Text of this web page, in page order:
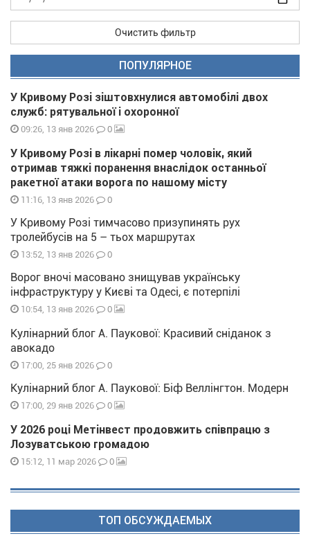
Очистить фильтр
ПОПУЛЯРНОЕ
У Кривому Розі зіштовхнулися автомобілі двох
служб: рятувальної і охоронної
09:26, 13 янв 2026 0
У Кривому Розі в лікарні помер чоловік, який
отримав тяжкі поранення внаслідок останньої
ракетної атаки ворога по нашому місту
11:16, 13 янв 2026 0
У Кривому Розі тимчасово призупинять рух
тролейбусів на 5 – тьох маршрутах
13:52, 13 янв 2026 0
Ворог вночі масовано знищував українську
інфраструктуру у Києві та Одесі, є потерпілі
10:54, 13 янв 2026 0
Кулінарний блог А. Паукової: Красивий сніданок з
авокадо
17:00, 25 янв 2026 0
Кулінарний блог А. Паукової: Біф Веллінгтон. Модерн
17:00, 29 янв 2026 0
У 2026 році Метінвест продовжить співпрацю з
Лозуватською громадою
15:12, 11 мар 2026 0
ТОП ОБСУЖДАЕМЫХ